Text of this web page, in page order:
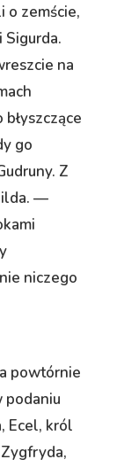
o zemście,
Sigurda.
na
go
Z
—
niczego
powtórnie
podaniu
Ecel, król